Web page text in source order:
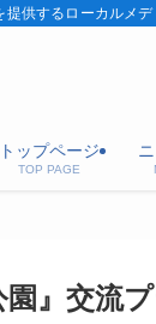
提供するローカルメデ
トップページ
TOP PAGE
園』交流